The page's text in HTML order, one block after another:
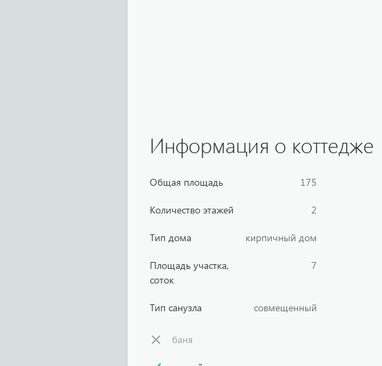
Информация о коттедже
Общая площадь 175
Количество этажей 2
Тип дома кирпичный дом
Площадь участка,
cоток
7
Тип санузла совмещенный
баня